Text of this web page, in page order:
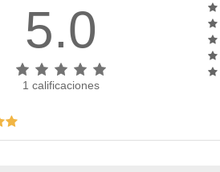
5.0
1 calificaciones